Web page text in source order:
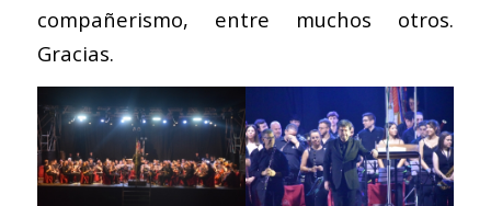
compañerismo, entre muchos otros.
Gracias.